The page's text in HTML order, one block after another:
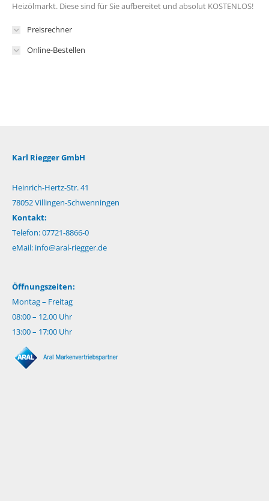
Heizölmarkt. Diese sind für Sie aufbereitet und absolut KOSTENLOS!
Preisrechner
Online-Bestellen
Karl Riegger GmbH
Heinrich-Hertz-Str. 41
78052 Villingen-Schwenningen
Kontakt:
Telefon: 07721-8866-0
eMail: info@aral-riegger.de
Öffnungszeiten:
Montag – Freitag
08:00 – 12.00 Uhr
13:00 – 17:00 Uhr